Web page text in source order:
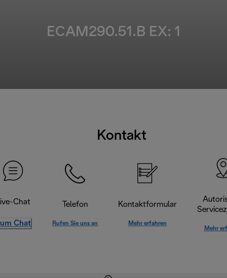
ECAM290.51.B EX: 1
Kontakt
Chat
Chat
Telefon
Rufen Sie uns an
Kontaktformular
Mehr erfahren
Mehr